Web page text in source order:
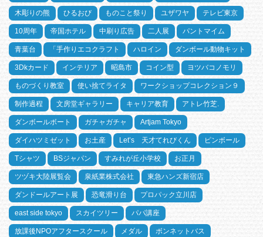
木彫りの熊 ひるおび ものこと祭り ユザワヤ テレビ東京
10周年 帝国ホテル 中刷り広告 二人展 パントマイム
青葉台 「手作りエコクラフト ハロイン ダンボール動物キット
3Dkカード インテリア 昭島市 コイン型 ヨツバコノモリ
ものづくり教室 使い捨てライタ ワークショップコレクション９
制作過程 文房堂ギャラリー キャリア教育 アトレ竹芝.
ダンボールボート ガチャガチャ Artjam Tokyo
ダイハツミゼット お土産 Let’s 天才てれびくん ピンボール
Tシャツ BSジャパン すみれが丘小学校 お正月
ツヅキ大陸展覧会 泉紙業株式会社 東急ハンズ新宿店
ダンドールアート展 恐竜滑り台 プロパック立川店
east side tokyo スカイツリー パパ講座
放課後NPOアフタースクール メダル ボンネットバス